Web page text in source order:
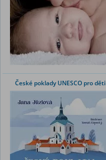
České poklady UNESCO pro děti